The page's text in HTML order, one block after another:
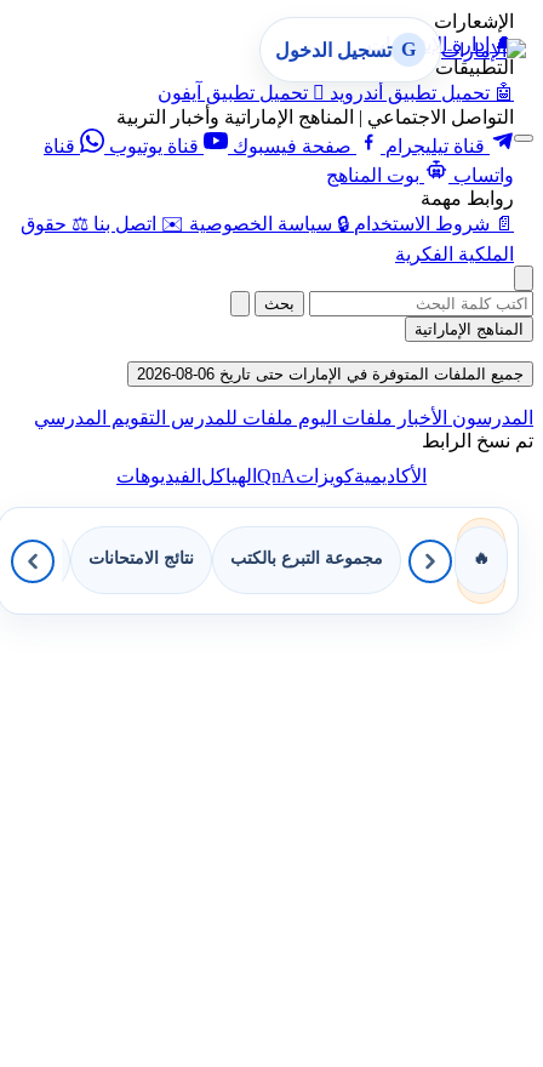
الإشعارات
🔔 إدارة الإشعارات
التطبيقات
🤖 تحميل تطبيق أندرويد  تحميل تطبيق آيفون
التواصل الاجتماعي | المناهج الإماراتية وأخبار التربية
قناة تيليجرام
صفحة فيسبوك قناة يوتيوب
قناة
واتساب
بوت المناهج
روابط مهمة
📄 شروط الاستخدام 🔒 سياسة الخصوصية ✉️ اتصل بنا ⚖️ حقوق
الملكية الفكرية
G تسجيل الدخول
بحث
المناهج الإماراتية
جميع الملفات المتوفرة في الإمارات حتى تاريخ 06-08-2026
المدرسون الأخبار ملفات اليوم ملفات للمدرس التقويم المدرسي
تم نسخ الرابط
الأكاديميةكويزاتQnAالهياكلالفيديوهات
🔥 مجموعة التبرع بالكتب نتائج الامتحانات